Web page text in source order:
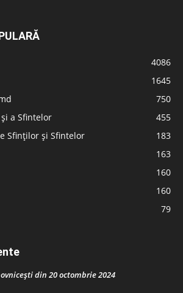
4086
1645
750
a Sfintelor
455
Sfinților și Sfintelor
183
163
160
160
79
din 20 octombrie 2024